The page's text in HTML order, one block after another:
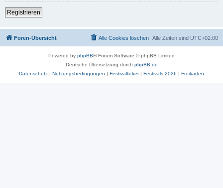
Registrieren
Foren-Übersicht Alle Zeiten sind UTC+02:00
Alle Cookies löschen
Powered by phpBB® Forum Software © phpBB Limited
Deutsche Übersetzung durch phpBB.de
Datenschutz | Nutzungsbedingungen | Festivalticker| Festivals 2026 | Freikarten